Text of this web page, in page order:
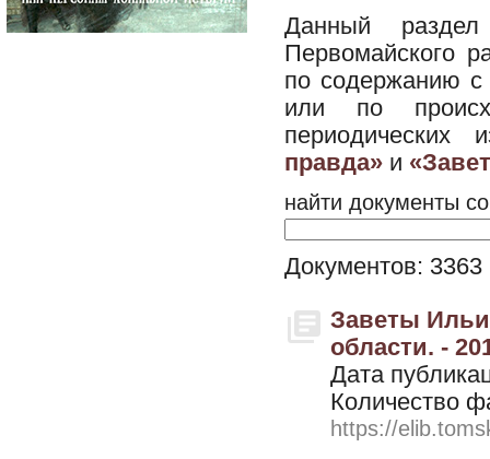
Данный
Первомайского
по содержанию с
или по
периодических
правда» и
найти документы
Документов: 3363
Заветы
области. -
Дата
Количество
https://